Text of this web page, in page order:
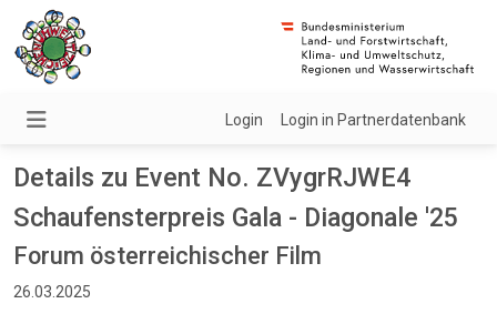
Login Login in Partnerdatenbank
Details zu Event No. ZVygrRJWE4
Schaufensterpreis Gala - Diagonale '25
Forum österreichischer Film
26.03.2025